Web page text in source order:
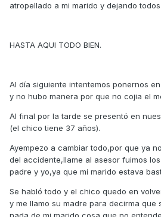
atropellado a mi marido y dejando
HASTA AQUI TODO BIEN.
Al día siguiente intentemos ponernos
y no hubo manera por que no cojia el
Al final por la tarde se presentó en
(el chico tiene 37 años).
Ayempezo a cambiar todo,por que ya
del accidente,llame al asesor fuimos
padre y yo,ya que mi marido estava
Se habló todo y el chico quedo en
y me llamo su madre para decirma que